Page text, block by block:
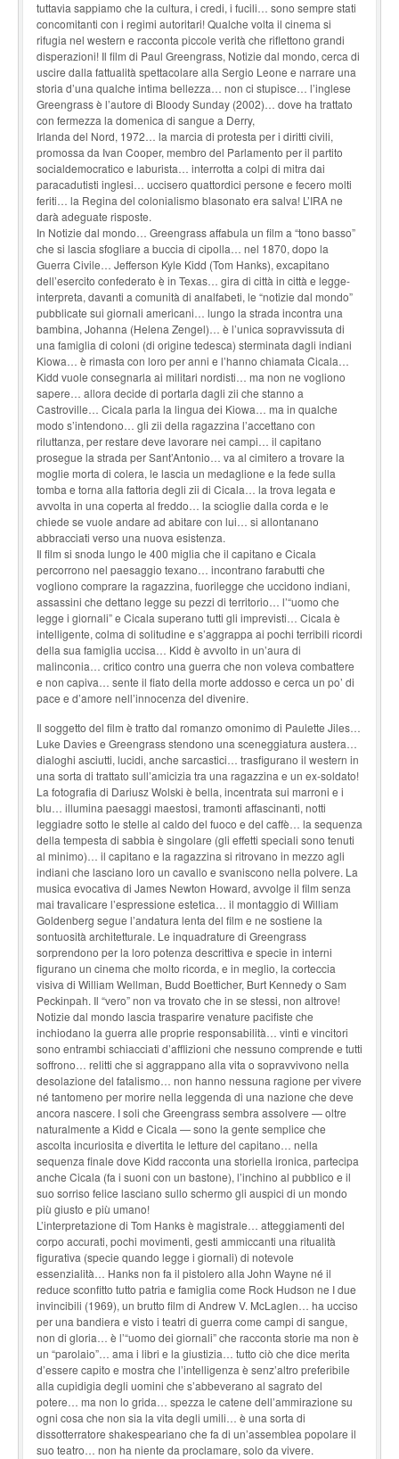
tuttavia sappiamo che la cultura, i credi, i fucili… sono sempre stati
concomitanti con i regimi autoritari! Qualche volta il cinema si
rifugia nel western e racconta piccole verità che riflettono grandi
disperazioni! Il film di Paul Greengrass, Notizie dal mondo, cerca di
uscire dalla fattualità spettacolare alla Sergio Leone e narrare una
storia d’una qualche intima bellezza… non ci stupisce… l’inglese
Greengrass è l’autore di Bloody Sunday (2002)… dove ha trattato
con fermezza la domenica di sangue a Derry,
Irlanda del Nord, 1972… la marcia di protesta per i diritti civili,
promossa da Ivan Cooper, membro del Parlamento per il partito
socialdemocratico e laburista… interrotta a colpi di mitra dai
paracadutisti inglesi… uccisero quattordici persone e fecero molti
feriti… la Regina del colonialismo blasonato era salva! L’IRA ne
darà adeguate risposte.
In Notizie dal mondo… Greengrass affabula un film a “tono basso”
che si lascia sfogliare a buccia di cipolla… nel 1870, dopo la
Guerra Civile… Jefferson Kyle Kidd (Tom Hanks), excapitano
dell’esercito confederato è in Texas… gira di città in città e legge-
interpreta, davanti a comunità di analfabeti, le “notizie dal mondo”
pubblicate sui giornali americani… lungo la strada incontra una
bambina, Johanna (Helena Zengel)… è l’unica sopravvissuta di
una famiglia di coloni (di origine tedesca) sterminata dagli indiani
Kiowa… è rimasta con loro per anni e l’hanno chiamata Cicala…
Kidd vuole consegnarla ai militari nordisti… ma non ne vogliono
sapere… allora decide di portarla dagli zii che stanno a
Castroville… Cicala parla la lingua dei Kiowa… ma in qualche
modo s’intendono… gli zii della ragazzina l’accettano con
riluttanza, per restare deve lavorare nei campi… il capitano
prosegue la strada per Sant’Antonio… va al cimitero a trovare la
moglie morta di colera, le lascia un medaglione e la fede sulla
tomba e torna alla fattoria degli zii di Cicala… la trova legata e
avvolta in una coperta al freddo… la scioglie dalla corda e le
chiede se vuole andare ad abitare con lui… si allontanano
abbracciati verso una nuova esistenza.
Il film si snoda lungo le 400 miglia che il capitano e Cicala
percorrono nel paesaggio texano… incontrano farabutti che
vogliono comprare la ragazzina, fuorilegge che uccidono indiani,
assassini che dettano legge su pezzi di territorio… l’“uomo che
legge i giornali” e Cicala superano tutti gli imprevisti… Cicala è
intelligente, colma di solitudine e s’aggrappa ai pochi terribili ricordi
della sua famiglia uccisa… Kidd è avvolto in un’aura di
malinconia… critico contro una guerra che non voleva combattere
e non capiva… sente il fiato della morte addosso e cerca un po’ di
pace e d’amore nell’innocenza del divenire.
Il soggetto del film è tratto dal romanzo omonimo di Paulette Jiles…
Luke Davies e Greengrass stendono una sceneggiatura austera…
dialoghi asciutti, lucidi, anche sarcastici… trasfigurano il western in
una sorta di trattato sull’amicizia tra una ragazzina e un ex-soldato!
La fotografia di Dariusz Wolski è bella, incentrata sui marroni e i
blu… illumina paesaggi maestosi, tramonti affascinanti, notti
leggiadre sotto le stelle al caldo del fuoco e del caffè… la sequenza
della tempesta di sabbia è singolare (gli effetti speciali sono tenuti
al minimo)… il capitano e la ragazzina si ritrovano in mezzo agli
indiani che lasciano loro un cavallo e svaniscono nella polvere. La
musica evocativa di James Newton Howard, avvolge il film senza
mai travalicare l’espressione estetica… il montaggio di William
Goldenberg segue l’andatura lenta del film e ne sostiene la
sontuosità architetturale. Le inquadrature di Greengrass
sorprendono per la loro potenza descrittiva e specie in interni
figurano un cinema che molto ricorda, e in meglio, la corteccia
visiva di William Wellman, Budd Boetticher, Burt Kennedy o Sam
Peckinpah. Il “vero” non va trovato che in se stessi, non altrove!
Notizie dal mondo lascia trasparire venature pacifiste che
inchiodano la guerra alle proprie responsabilità… vinti e vincitori
sono entrambi schiacciati d’afflizioni che nessuno comprende e tutti
soffrono… relitti che si aggrappano alla vita o sopravvivono nella
desolazione del fatalismo… non hanno nessuna ragione per vivere
né tantomeno per morire nella leggenda di una nazione che deve
ancora nascere. I soli che Greengrass sembra assolvere — oltre
naturalmente a Kidd e Cicala — sono la gente semplice che
ascolta incuriosita e divertita le letture del capitano… nella
sequenza finale dove Kidd racconta una storiella ironica, partecipa
anche Cicala (fa i suoni con un bastone), l’inchino al pubblico e il
suo sorriso felice lasciano sullo schermo gli auspici di un mondo
più giusto e più umano!
L’interpretazione di Tom Hanks è magistrale… atteggiamenti del
corpo accurati, pochi movimenti, gesti ammiccanti una ritualità
figurativa (specie quando legge i giornali) di notevole
essenzialità… Hanks non fa il pistolero alla John Wayne né il
reduce sconfitto tutto patria e famiglia come Rock Hudson ne I due
invincibili (1969), un brutto film di Andrew V. McLaglen… ha ucciso
per una bandiera e visto i teatri di guerra come campi di sangue,
non di gloria… è l’“uomo dei giornali” che racconta storie ma non è
un “parolaio”… ama i libri e la giustizia… tutto ciò che dice merita
d’essere capito e mostra che l’intelligenza è senz’altro preferibile
alla cupidigia degli uomini che s’abbeverano al sagrato del
potere… ma non lo grida… spezza le catene dell’ammirazione su
ogni cosa che non sia la vita degli umili… è una sorta di
dissotterratore shakespeariano che fa di un’assemblea popolare il
suo teatro… non ha niente da proclamare, solo da vivere.